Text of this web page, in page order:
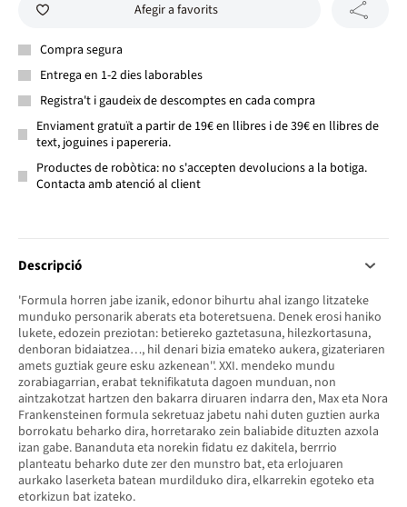
Afegir a favorits
Compra segura
Entrega en 1-2 dies laborables
Registra't i gaudeix de descomptes en cada compra
Enviament gratuït a partir de 19€ en llibres i de 39€ en llibres de
text, joguines i papereria.
Productes de robòtica: no s'accepten devolucions a la botiga.
Contacta amb atenció al client
Descripció
'Formula horren jabe izanik, edonor bihurtu ahal izango litzateke
munduko personarik aberats eta boteretsuena. Denek erosi haniko
lukete, edozein preziotan: betiereko gaztetasuna, hilezkortasuna,
denboran bidaiatzea…, hil denari bizia emateko aukera, gizateriaren
amets guztiak geure esku azkenean''. XXI. mendeko mundu
zorabiagarrian, erabat teknifikatuta dagoen munduan, non
aintzakotzat hartzen den bakarra diruaren indarra den, Max eta Nora
Frankensteinen formula sekretuaz jabetu nahi duten guztien aurka
borrokatu beharko dira, horretarako zein baliabide dituzten azxola
izan gabe. Bananduta eta norekin fidatu ez dakitela, berrrio
planteatu beharko dute zer den munstro bat, eta erlojuaren
aurkako laserketa batean murdilduko dira, elkarrekin egoteko eta
etorkizun bat izateko.